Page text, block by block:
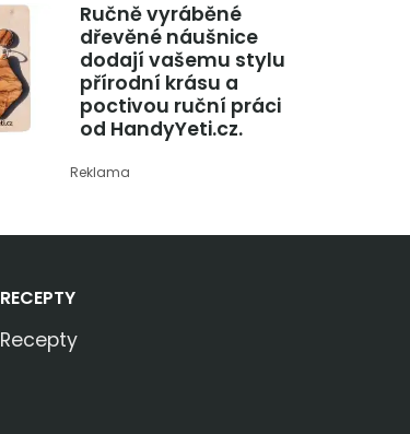
Ručně vyráběné
dřevěné náušnice
dodají vašemu stylu
přírodní krásu a
poctivou ruční práci
od HandyYeti.cz.
Reklama
RECEPTY
Recepty